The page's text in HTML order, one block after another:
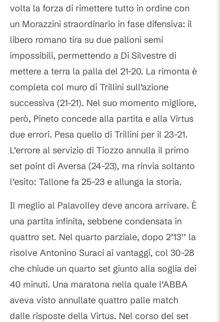
volta la forza di rimettere tutto in ordine con
un Morazzini straordinario in fase difensiva: il
libero romano tira su due palloni semi
impossibili, permettendo a Di Silvestre di
mettere a terra la palla del 21-20. La rimonta è
completa col muro di Trillini sull’azione
successiva (21-21). Nel suo momento migliore,
però, Pineto concede alla partita e alla Virtus
due errori. Pesa quello di Trillini per il 23-21.
L’errore al servizio di Tiozzo annulla il primo
set point di Aversa (24-23), ma rinvia soltanto
l’esito: Tallone fa 25-23 e allunga la storia.
Il meglio al Palavolley deve ancora arrivare. È
una partita infinita, sebbene condensata in
quattro set. Nel quarto parziale, dopo 2’13’’ la
risolve Antonino Suraci ai vantaggi, col 30-28
che chiude un quarto set giunto alla soglia dei
40 minuti. Una maratona nella quale l’ABBA
aveva visto annullate quattro palle match
dalle risposte della Virtus. Nel corso del set